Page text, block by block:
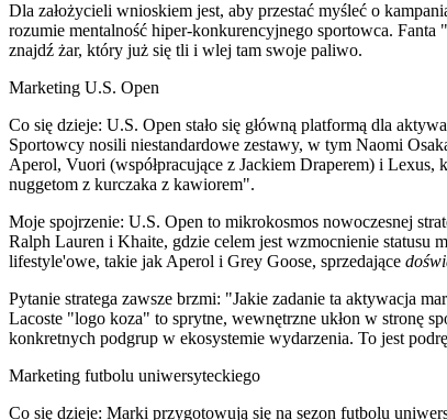
Dla założycieli wnioskiem jest, aby przestać myśleć o
rozumie mentalność hiper-konkurencyjnego sportowca.
znajdź żar, który już się tli i wlej tam swoje paliwo.
Marketing U.S. Open
Co się dzieje: U.S. Open stało się główną platformą dla
Sportowcy nosili niestandardowe zestawy, w tym Naomi
Aperol, Vuori (współpracujące z Jackiem Draperem) i
nuggetom z kurczaka z kawiorem".
Moje spojrzenie: U.S. Open to mikrokosmos nowoczesnej
Ralph Lauren i Khaite, gdzie celem jest wzmocnienie
lifestyle'owe, takie jak Aperol i Grey Goose, sprzedające
Pytanie stratega zawsze brzmi: "Jakie zadanie ta aktywacja
Lacoste "logo koza" to sprytne, wewnętrzne ukłon w stronę
konkretnych podgrup w ekosystemie wydarzenia. To jest
Marketing futbolu uniwersyteckiego
Co się dzieje: Marki przygotowują się na sezon futbolu